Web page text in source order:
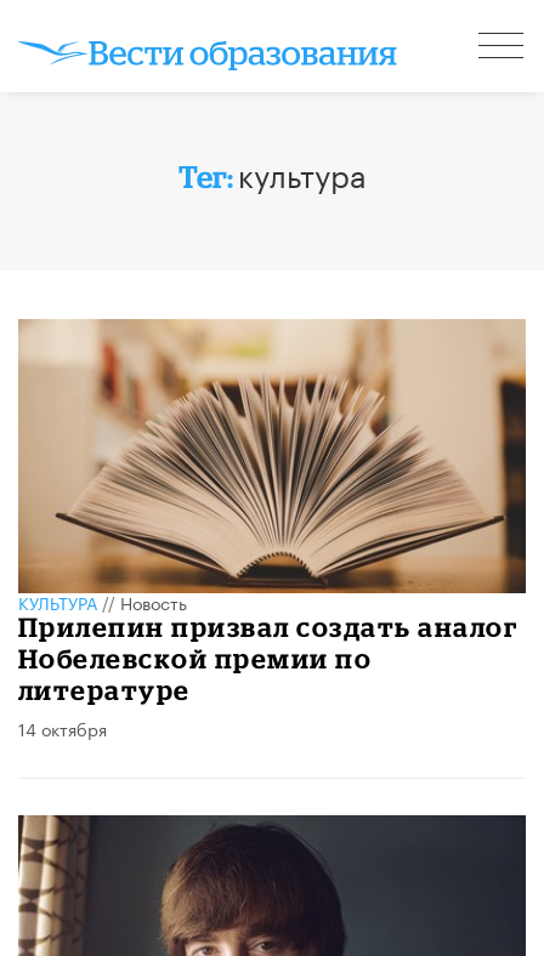
Тег: культура
КУЛЬТУРА//Новость
Прилепин призвал создать аналог
Нобелевской премии по
литературе
14 октября